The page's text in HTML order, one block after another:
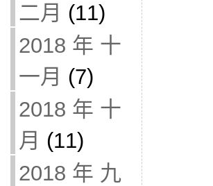
二月 (11)
2018 年 十
一月 (7)
2018 年 十
月 (11)
2018 年 九